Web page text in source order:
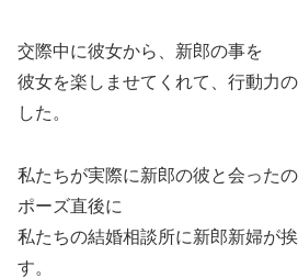
交際中に彼女から、新郎の事を
彼女を楽しませてくれて、行動力
した。
私たちが実際に新郎の彼と会った
ポーズ直後に
私たちの結婚相談所に新郎新婦が
す。